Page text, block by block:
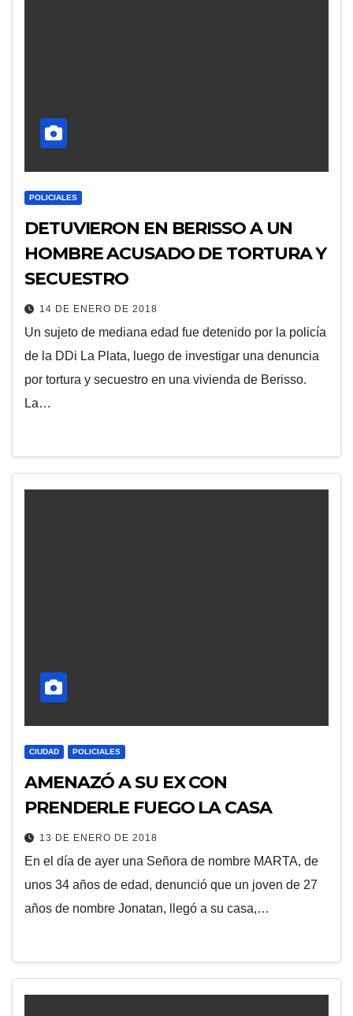
POLICIALES
DETUVIERON EN BERISSO A UN
HOMBRE ACUSADO DE TORTURA Y
SECUESTRO
14 DE ENERO DE 2018
Un sujeto de mediana edad fue detenido por la policía
de la DDi La Plata, luego de investigar una denuncia
por tortura y secuestro en una vivienda de Berisso.
La…
CIUDAD POLICIALES
AMENAZÓ A SU EX CON
PRENDERLE FUEGO LA CASA
13 DE ENERO DE 2018
En el día de ayer una Señora de nombre MARTA, de
unos 34 años de edad, denunció que un joven de 27
años de nombre Jonatan, llegó a su casa,…